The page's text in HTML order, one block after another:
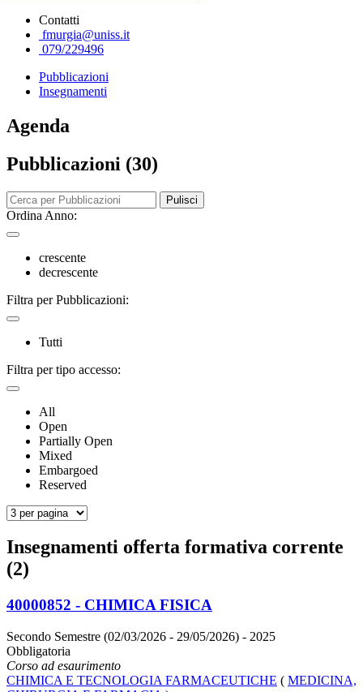
Contatti
fmurgia@uniss.it
079/229496
Pubblicazioni
Insegnamenti
Agenda
Pubblicazioni (30)
Pulisci
Ordina Anno:
crescente
decrescente
Filtra per Pubblicazioni:
Tutti
Filtra per tipo accesso:
All
Open
Partially Open
Mixed
Embargoed
Reserved
Insegnamenti offerta formativa corrente
(2)
40000852 - CHIMICA FISICA
Secondo Semestre (02/03/2026 - 29/05/2026) - 2025
Obbligatoria
Corso ad esaurimento
CHIMICA E TECNOLOGIA FARMACEUTICHE ( MEDICINA,